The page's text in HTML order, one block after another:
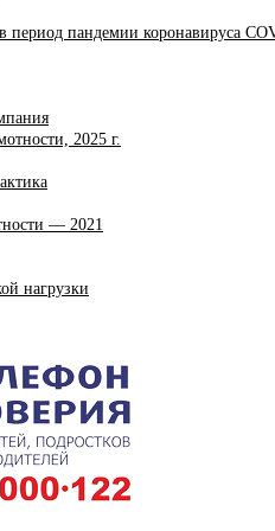
период пандемии коронавируса
2025 г.
— 2021
нагрузки